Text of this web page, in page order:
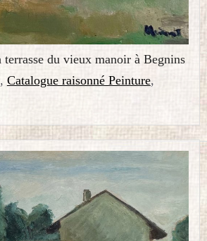
terrasse du vieux manoir à Begnins
, Catalogue raisonné Peinture,